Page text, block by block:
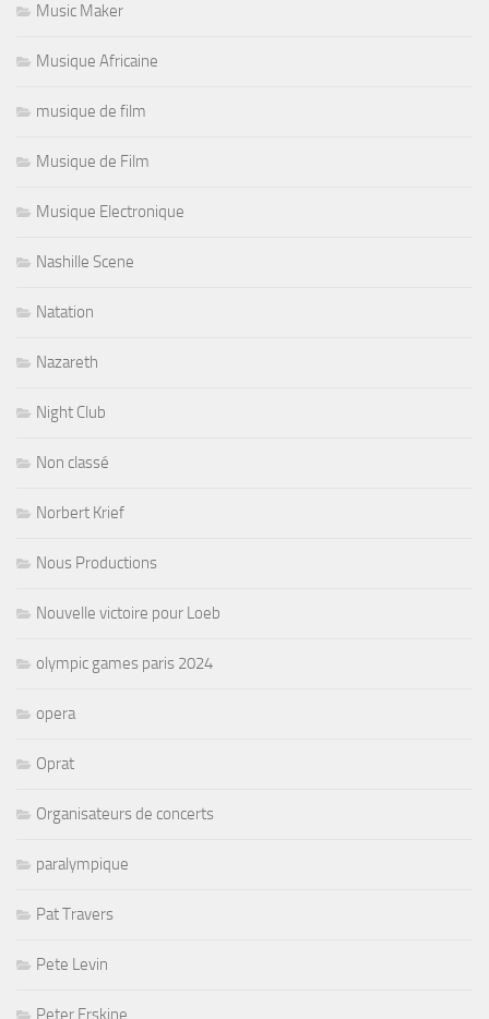
Music Maker
Musique Africaine
musique de film
Musique de Film
Musique Electronique
Nashille Scene
Natation
Nazareth
Night Club
Non classé
Norbert Krief
Nous Productions
Nouvelle victoire pour Loeb
olympic games paris 2024
opera
Oprat
Organisateurs de concerts
paralympique
Pat Travers
Pete Levin
Peter Erskine